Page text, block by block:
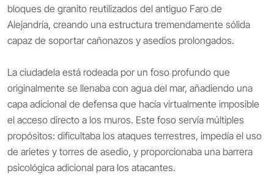
bloques de granito reutilizados del antiguo Faro de
Alejandría, creando una estructura tremendamente sólida
capaz de soportar cañonazos y asedios prolongados.
La ciudadela está rodeada por un foso profundo que
originalmente se llenaba con agua del mar, añadiendo una
capa adicional de defensa que hacía virtualmente imposible
el acceso directo a los muros. Este foso servía múltiples
propósitos: dificultaba los ataques terrestres, impedía el uso
de arietes y torres de asedio, y proporcionaba una barrera
psicológica adicional para los atacantes.